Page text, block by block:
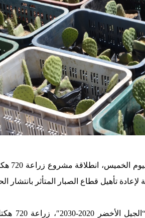
أعطيت
تأهيل قطاع الصبار المتأثر بانتشار
ويتضمن هذا